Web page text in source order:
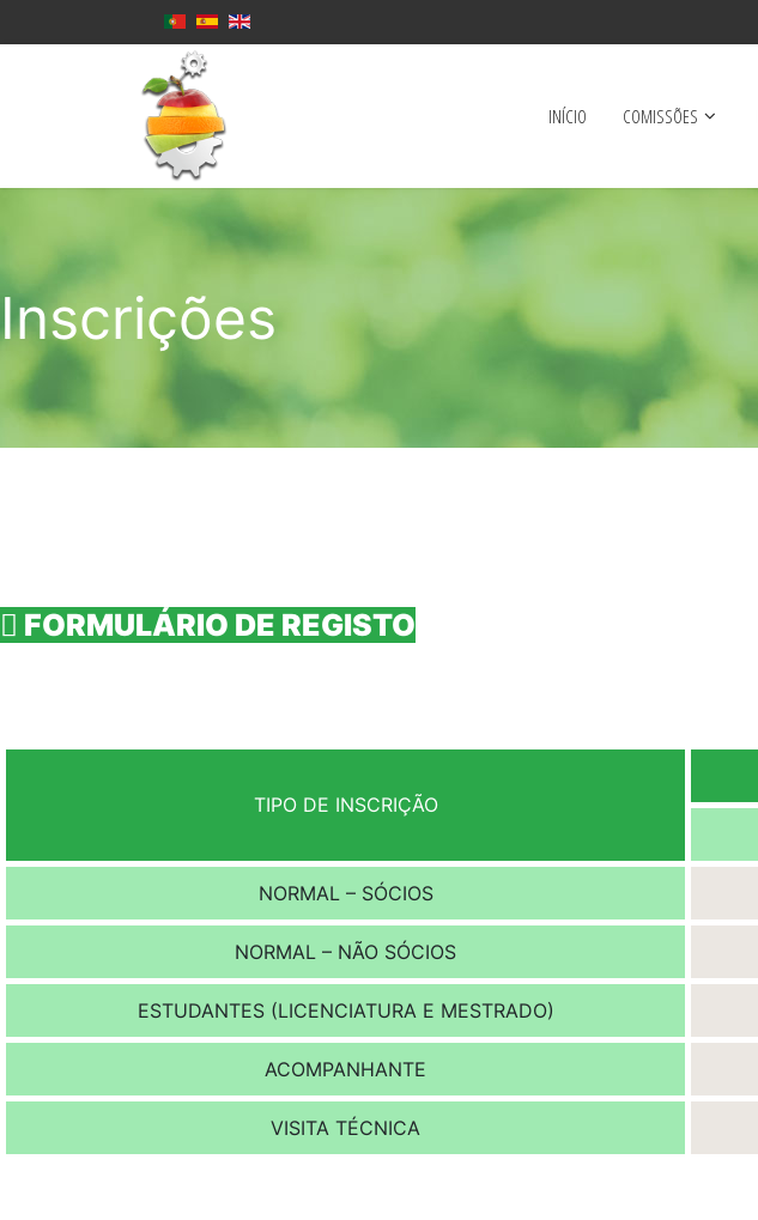
INÍCIO COMISSÕES
Inscrições
FORMULÁRIO DE REGISTO
TIPO DE INSCRIÇÃO
NORMAL – SÓCIOS
NORMAL – NÃO SÓCIOS
ESTUDANTES (LICENCIATURA E MESTRADO)
ACOMPANHANTE
VISITA TÉCNICA